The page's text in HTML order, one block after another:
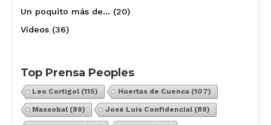
Un poquito más de… (20)
Vídeos(36)
Top Prensa Peoples
Leo Cortigol(115) Huertas de Cuenca(107)
Massobal(89) José Luis Confidencial(89)